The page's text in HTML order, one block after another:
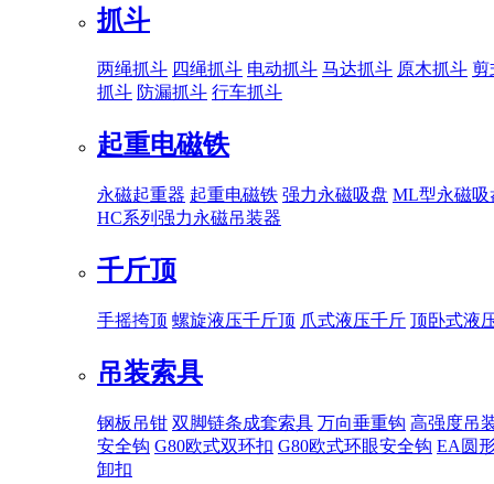
抓斗
两绳抓斗 四绳抓斗 电动抓斗 马达抓斗 原木抓斗 剪
抓斗 防漏抓斗 行车抓斗
起重电磁铁
永磁起重器 起重电磁铁 强力永磁吸盘 ML型永磁吸
HC系列强力永磁吊装器
千斤顶
手摇挎顶 螺旋液压千斤顶 爪式液压千斤 顶卧式液
吊装索具
钢板吊钳 双脚链条成套索具 万向垂重钩 高强度吊
安全钩 G80欧式双环扣 G80欧式环眼安全钩 EA圆
卸扣